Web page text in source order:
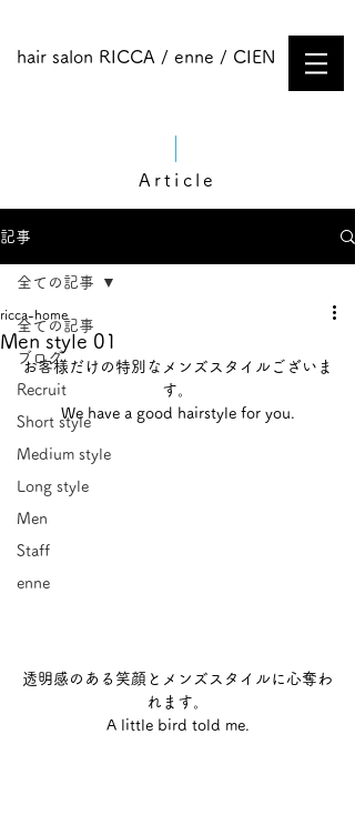
hair salon RICCA / enne / CIEN
Article
記事
全ての記事
ブログ
Recruit
Short style
Medium style​
Long style
Men
Staff
enne
全ての記事
Men style 01
ricca-home
お客様だけの特別なメンズスタイルございま
す。
We have a good hairstyle for you.
透明感のある笑顔とメンズスタイルに心奪わ
れます。
A little bird told me.